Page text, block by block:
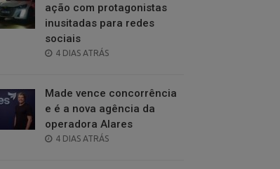
ação com protagonistas
inusitadas para redes
sociais
POSTED
4 DIAS ATRÁS
Made vence concorrência
e é a nova agência da
operadora Alares
POSTED
4 DIAS ATRÁS